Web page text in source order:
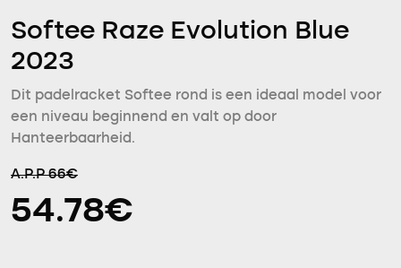
Softee Raze Evolution Blue
2023
Dit padelracket Softee rond is een ideaal model voor
een niveau beginnend en valt op door
Hanteerbaarheid.
A.P.P 66€
54.78€